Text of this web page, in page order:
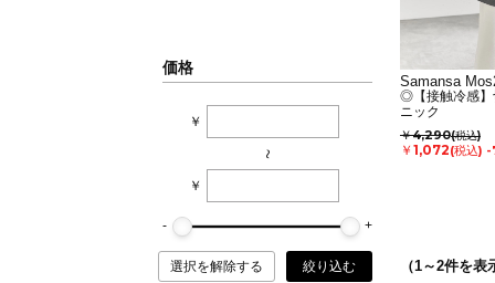
価格
￥
~
￥
選択を解除する 絞り込む
Samansa
◎【接触冷感】
ニック
￥4,290(税込)
￥1,072(税込) -
（1～2件を表